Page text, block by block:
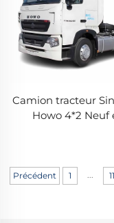
Camion tracteur
Howo 4*2 Neuf
Précédent 1 ... 11